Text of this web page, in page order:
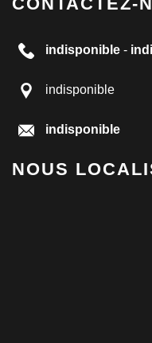
indisponible -
indisponible
indisponible
NOUS